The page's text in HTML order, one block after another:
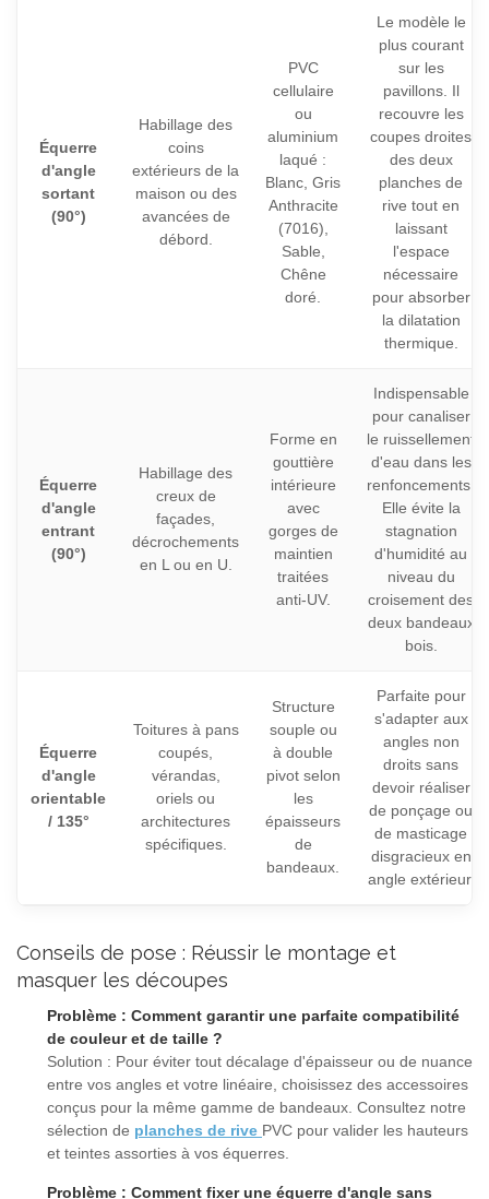
Équerre
d'angle
sortant
(90°)
Habillage des
coins
extérieurs de la
maison ou des
avancées de
débord.
PVC
cellulaire
ou
aluminium
laqué :
Blanc, Gris
Anthracite
(7016),
Sable,
Chêne
doré.
Le modèle le
plus courant
sur les
pavillons. Il
recouvre les
coupes droites
des deux
planches de
rive tout en
laissant
l'espace
nécessaire
pour absorber
la dilatation
thermique.
Équerre
d'angle
entrant
(90°)
Habillage des
creux de
façades,
décrochements
en L ou en U.
Forme en
gouttière
intérieure
avec
gorges de
maintien
traitées
anti-UV.
Indispensable
pour canaliser
le ruissellement
d'eau dans les
renfoncements.
Elle évite la
stagnation
d'humidité au
niveau du
croisement des
deux bandeaux
bois.
Équerre
d'angle
orientable
/ 135°
Toitures à pans
coupés,
vérandas,
oriels ou
architectures
spécifiques.
Structure
souple ou
à double
pivot selon
les
épaisseurs
de
bandeaux.
Parfaite pour
s'adapter aux
angles non
droits sans
devoir réaliser
de ponçage ou
de masticage
disgracieux en
angle extérieur.
Conseils de pose : Réussir le montage et
masquer les découpes
Problème : Comment garantir une parfaite compatibilité
de couleur et de taille ?
Solution : Pour éviter tout décalage d'épaisseur ou de nuance
entre vos angles et votre linéaire, choisissez des accessoires
conçus pour la même gamme de bandeaux. Consultez notre
sélection de planches de rive PVC pour valider les hauteurs
et teintes assorties à vos équerres.
Problème : Comment fixer une équerre d'angle sans